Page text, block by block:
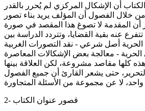
أن الإشكال المركزي لم يُحرر بالقدر
خلال الفصول أن المؤلف يريد بناء تصور
أن المقدمة لا تصوغ هذا المقصد في صورة
عنه بقية القضايا، وتتردد الدراسة بين
الحرية أصل شرعي - نقد التصورات الغربية
الحرية - معالجة بعض الإشكالات المعاصرة
كلها مقاصد مشروعة، لكن العلاقة بينها
حتى يشعر القارئ أن جميع الفصول
2- قصور عنوان الكتاب